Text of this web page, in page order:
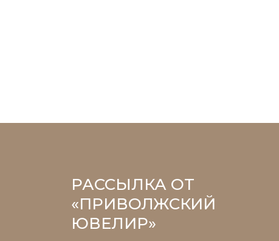
РАССЫЛКА ОТ
«ПРИВОЛЖСКИЙ
ЮВЕЛИР»